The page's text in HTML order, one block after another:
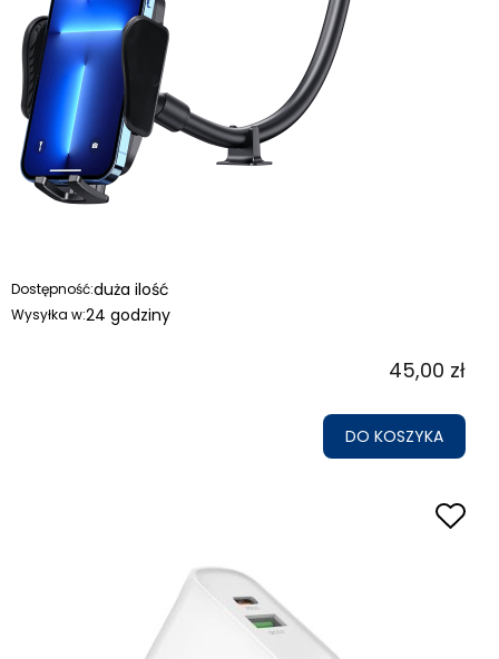
Dostępność:duża ilość
Wysyłka w:24 godziny
45,00 zł
DO KOSZYKA